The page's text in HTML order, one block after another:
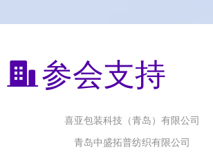
参会支持
济宁如意高新纤维材料有限公司
喜亚包装科技（青岛）有限公司
青岛中盛拓普纺织有限公司